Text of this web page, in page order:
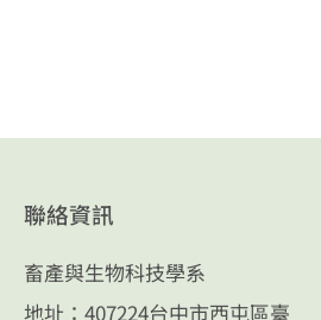
聯絡資訊
畜產與生物科技學系
地址：407224台中市西屯區臺